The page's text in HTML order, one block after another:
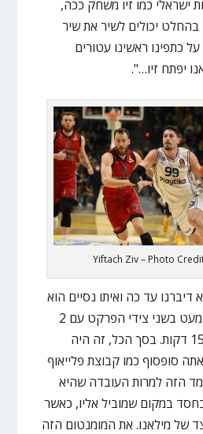
ישראלי כמו זיו משחק ככה,
יכולים לשיר את שיר
כתפינו ראשינו עטורים
יפתח זיו…".
Yiftach Ziv – Photo
עד כה ואיתו נסיים הוא
אנג'לו קלויארו, שתרם מעט בשני צידי הפרקט עם 2
נקודות ו-2 חטיפות ב-15 דקות. בסך הכל, זה היה
סופסוף כמו קבוצת פלייאוף
הזה למרות העובדה שהיא
במקום שמוביל אליו, כאשר
של מילאנו. את המומנטום הזה